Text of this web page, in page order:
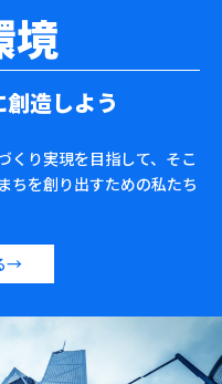
境
造しよう
り実現を目指して、 そこ
ちを創り出すための私たち
→